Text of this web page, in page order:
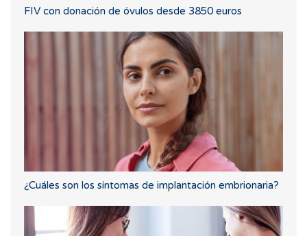
FIV con donación de óvulos desde 3850 euros
¿Cuáles son los síntomas de implantación embrionaria?